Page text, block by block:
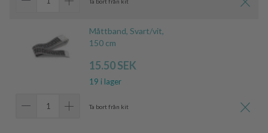
Måttband, Svart/vit,
150 cm
15.50 SEK
19 i lager
Ta bort från kit